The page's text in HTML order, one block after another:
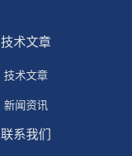
技术文章
技术文章
新闻资讯
联系我们